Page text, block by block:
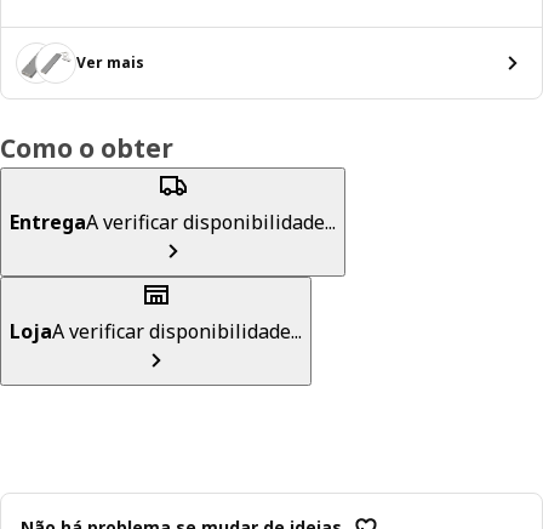
Ver mais
Como o obter
EntregaA verificar disponibilidade...
LojaA verificar disponibilidade...